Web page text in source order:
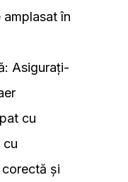
în
Asigurați-
cu
cu
și